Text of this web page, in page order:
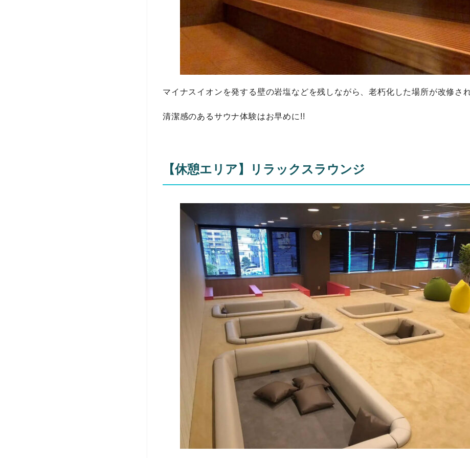
マイナスイオンを発する壁の岩塩などを残しながら、老朽化した場所が改修さ
清潔感のあるサウナ体験はお早めに!!
【休憩エリア】リラックスラウンジ